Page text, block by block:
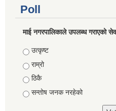
Poll
माई नगरपालिकाले उपलब्ध गराएको
Choices
उत्कृष्ट
राम्रो
ठिकै
सन्तोष जनक नरहेको